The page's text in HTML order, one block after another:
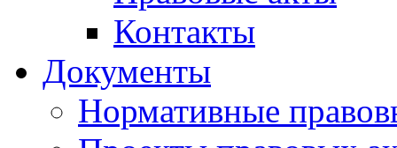
Контакты
Документы
Нормативные